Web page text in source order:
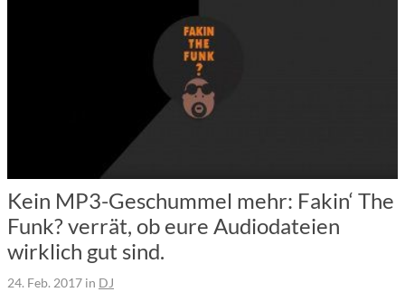
Kein MP3-Geschummel mehr: Fakin‘ The
Funk? verrät, ob eure Audiodateien
wirklich gut sind.
24. Feb. 2017 in DJ